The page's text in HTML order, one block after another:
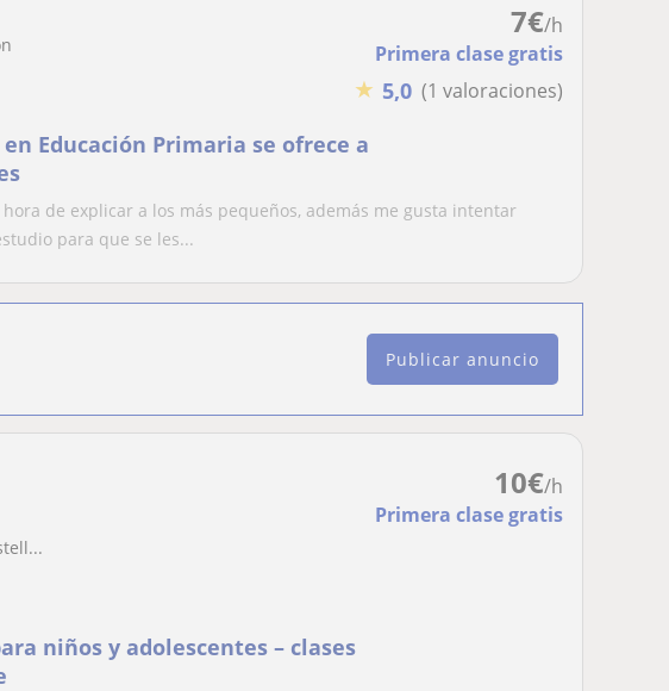
7€/h
Primera clase gratis
★ 5,0 (1 valoraciones)
Educación Primaria se ofrece a
de explicar a los más pequeños, además me gusta intentar
para que se les...
Publicar anuncio
10€/h
Primera clase gratis
niños y adolescentes – clases